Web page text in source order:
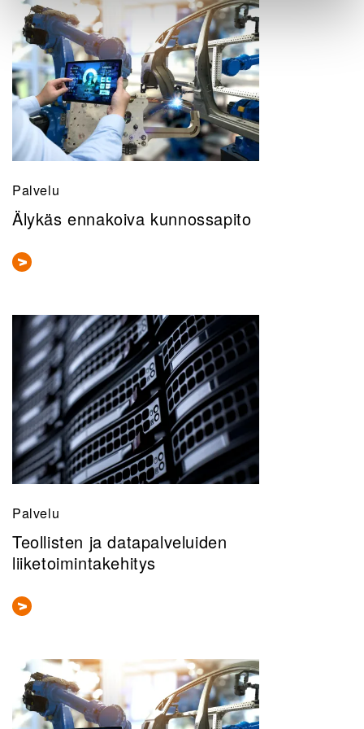
Palvelu
Älykäs ennakoiva kunnossapito
Palvelu
Teollisten ja datapalveluiden
liiketoimintakehitys